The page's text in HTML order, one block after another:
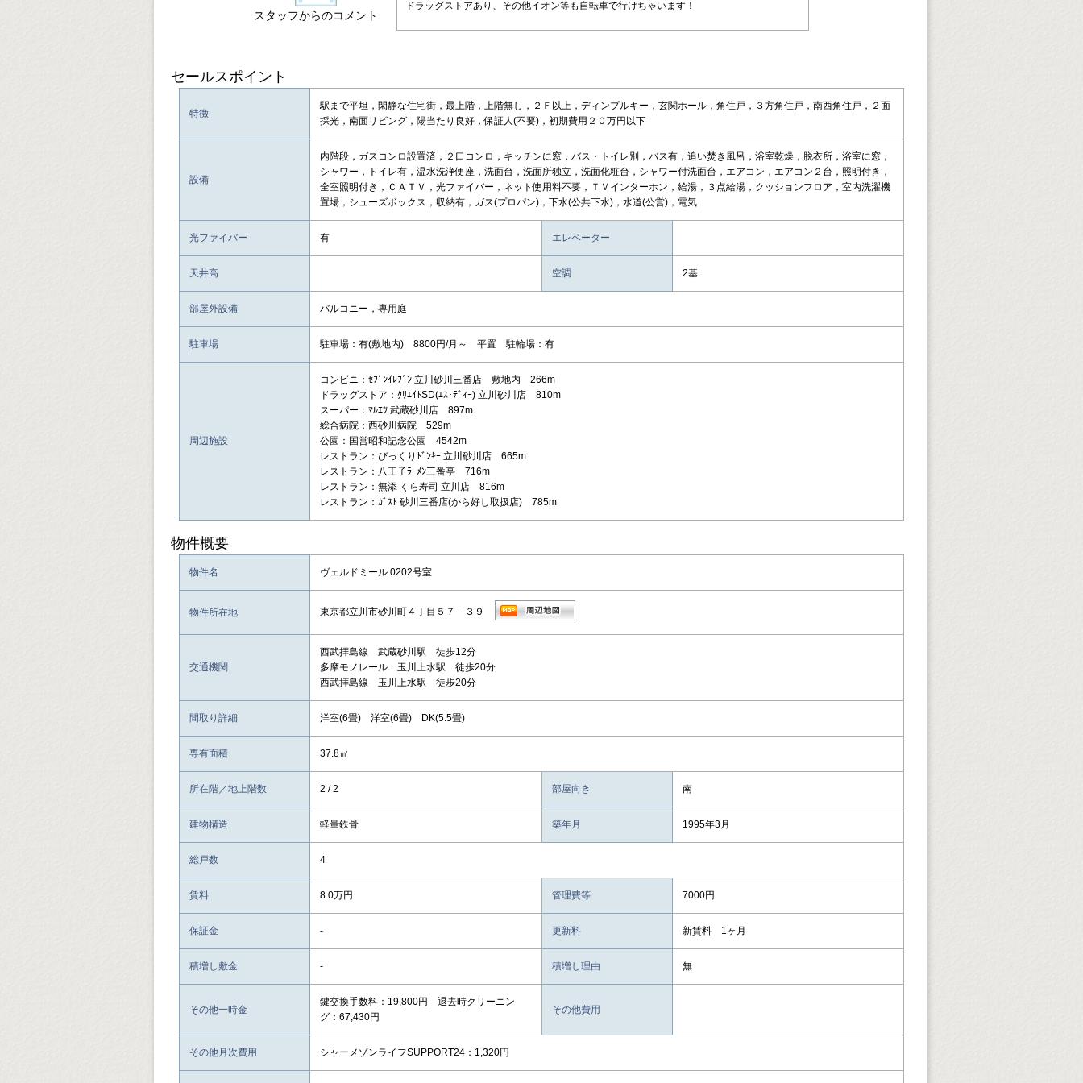
スタッフからのコメント
ドラッグストアあり、その他イオン等も自転車で行けちゃいます！
セールスポイント
特徴
駅まで平坦，閑静な住宅街，最上階，上階無し，２Ｆ以上，ディンプルキー，玄関ホール，角住戸，３方角住戸，南西角住戸，２面
採光，南面リビング，陽当たり良好，保証人(不要)，初期費用２０万円以下
設備
内階段，ガスコンロ設置済，２口コンロ，キッチンに窓，バス・トイレ別，バス有，追い焚き風呂，浴室乾燥，脱衣所，浴室に窓，
シャワー，トイレ有，温水洗浄便座，洗面台，洗面所独立，洗面化粧台，シャワー付洗面台，エアコン，エアコン２台，照明付き，
全室照明付き，ＣＡＴＶ，光ファイバー，ネット使用料不要，ＴＶインターホン，給湯，３点給湯，クッションフロア，室内洗濯機
置場，シューズボックス，収納有，ガス(プロパン)，下水(公共下水)，水道(公営)，電気
光ファイバー 有 エレベーター
天井高 空調 2基
部屋外設備 バルコニー，専用庭
駐車場 駐車場：有(敷地内) 8800円/月～ 平置 駐輪場：有
周辺施設
コンビニ：ｾﾌﾞﾝｲﾚﾌﾞﾝ 立川砂川三番店 敷地内 266m
ドラッグストア：ｸﾘｴｲﾄSD(ｴｽ･ﾃﾞｨｰ) 立川砂川店 810m
スーパー：ﾏﾙｴﾂ 武蔵砂川店 897m
総合病院：西砂川病院 529m
公園：国営昭和記念公園 4542m
レストラン：びっくりﾄﾞﾝｷｰ 立川砂川店 665m
レストラン：八王子ﾗｰﾒﾝ三番亭 716m
レストラン：無添 くら寿司 立川店 816m
レストラン：ｶﾞｽﾄ 砂川三番店(から好し取扱店) 785m
物件概要
物件名 ヴェルドミール 0202号室
物件所在地 東京都立川市砂川町４丁目５７－３９
交通機関
西武拝島線 武蔵砂川駅 徒歩12分
多摩モノレール 玉川上水駅 徒歩20分
西武拝島線 玉川上水駅 徒歩20分
間取り詳細 洋室(6畳) 洋室(6畳) DK(5.5畳)
専有面積 37.8㎡
所在階／地上階数 2 / 2 部屋向き 南
建物構造 軽量鉄骨 築年月 1995年3月
総戸数 4
賃料 8.0万円 管理費等 7000円
保証金 - 更新料 新賃料 1ヶ月
積増し敷金 - 積増し理由 無
その他一時金
鍵交換手数料：19,800円 退去時クリーニン
グ：67,430円
その他費用
その他月次費用 シャーメゾンライフSUPPORT24：1,320円